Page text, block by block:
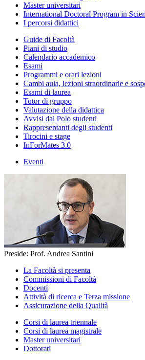
Master universitari
International Doctoral Program in
I percorsi didattici
Guide di Facoltà
Piani di studio
Calendario accademico
Esami
Programmi e orari lezioni
Cambi aula, lezioni straordinarie e
Esami di laurea
Tutor di gruppo
Valutazione della didattica
Avvisi dal Polo studenti
Rappresentanti degli studenti
Tirocini e stage
InForMates 3.0
Eventi
Preside: Prof. Andrea Santini
La Facoltà si presenta
Commissioni di Facoltà
Docenti
Attività di ricerca e Terza missione
Assicurazione della Qualità
Corsi di laurea triennale
Corsi di laurea magistrale
Master universitari
Dottorati